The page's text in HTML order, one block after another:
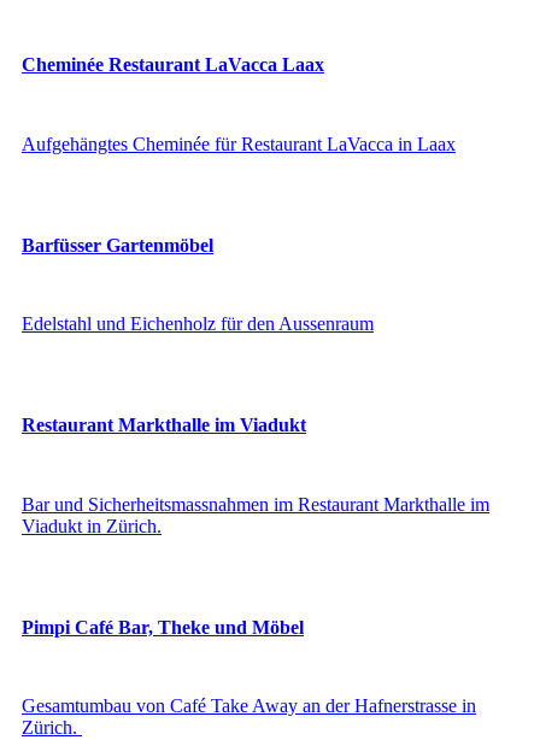
Verglasung
Windfang
Cheminée Restaurant LaVacca Laax
Aufgehängtes Cheminée für Restaurant LaVacca in Laax
Barfüsser Gartenmöbel
Edelstahl und Eichenholz für den Aussenraum
Restaurant Markthalle im Viadukt
Bar und Sicherheitsmassnahmen im Restaurant Markthalle im
Viadukt in Zürich.
Pimpi Café Bar, Theke und Möbel
Gesamtumbau von Café Take Away an der Hafnerstrasse in
Zürich.